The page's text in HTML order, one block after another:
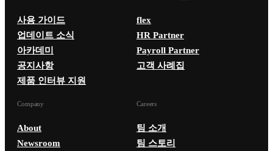
사용 가이드
업데이트 소식
아카데미
공지사항
제품 인터뷰 지원
flex
HR Partner
Payroll Partner
고객 사례집
Company
About
Newsroom
Careers
팀 소개
팀 스토리